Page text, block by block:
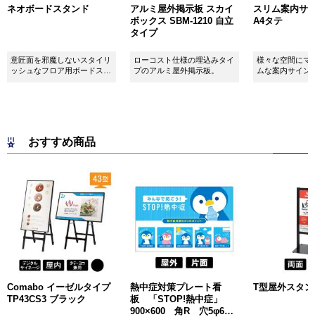
ネオボードスタンド
意匠面を邪魔しないスタイリ
ッシュなフロア用ボードスタ
アルミ屋外掲示板 スカイ
ボックス SBM-1210 自立
タイプ
ローコスト仕様の埋込みタイ
プのアルミ屋外掲示板。
スリム案内サ
A4タテ
様々な空間にマ
ムな案内サイン
おすすめ商品
Comabo イーゼルタイプ
TP43CS3 ブラック
熱中症対策プレート看
板 「STOP!熱中症」
900×600 角R 穴5φ6カ
T型屋外スタ